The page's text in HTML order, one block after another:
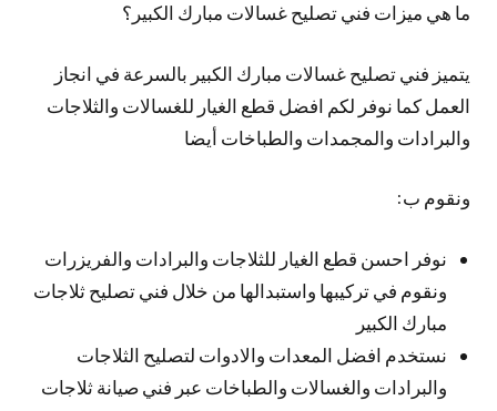
ما هي ميزات فني تصليح غسالات مبارك الكبير؟
يتميز فني تصليح غسالات مبارك الكبير بالسرعة في انجاز
العمل كما نوفر لكم افضل قطع الغيار للغسالات والثلاجات
والبرادات والمجمدات والطباخات أيضا
ونقوم ب:
نوفر احسن قطع الغيار للثلاجات والبرادات والفريزرات
ونقوم في تركيبها واستبدالها من خلال فني تصليح ثلاجات
مبارك الكبير
نستخدم افضل المعدات والادوات لتصليح الثلاجات
والبرادات والغسالات والطباخات عبر فني صيانة ثلاجات